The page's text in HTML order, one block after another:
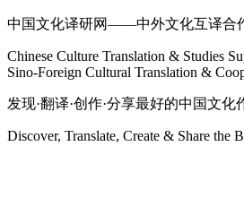
中国文化译研网——中外文化互译合
Chinese Culture Translation & Studies
Sino-Foreign Cultural Translation &
发现·翻译·创作·分享最好的中国文化
Discover, Translate, Create & Share the